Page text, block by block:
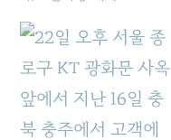
본 기사: [KT 위기와 재건
②] 정권 교체 때마다 흔들
린 KT…이사회가 만든 ‘CEO
05:07:00